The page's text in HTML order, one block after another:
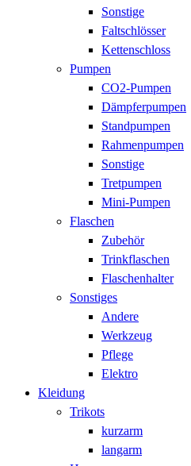
Sonstige
Faltschlösser
Kettenschloss
Pumpen
CO2-Pumpen
Dämpferpumpen
Standpumpen
Rahmenpumpen
Sonstige
Tretpumpen
Mini-Pumpen
Flaschen
Zubehör
Trinkflaschen
Flaschenhalter
Sonstiges
Andere
Werkzeug
Pflege
Elektro
Kleidung
Trikots
kurzarm
langarm